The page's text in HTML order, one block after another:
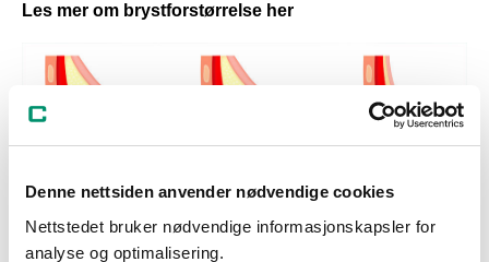
Denne nettsiden anvender nødvendige cookies
Nettstedet bruker nødvendige informasjonskapsler for
analyse og optimalisering.
Les mer om brystforstørrelse her